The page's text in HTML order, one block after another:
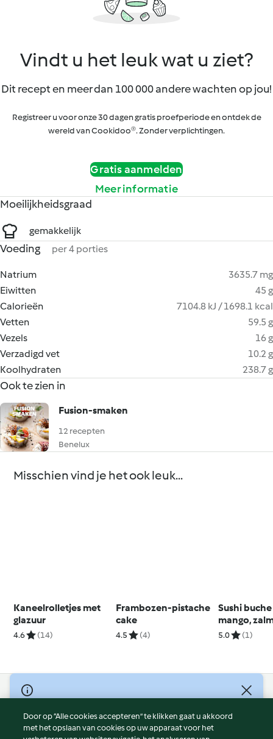
Vindt u het leuk wat u ziet?
Dit recept en meer dan 100 000 andere wachten op jou!
Registreer u voor onze 30 dagen gratis proefperiode en ontdek de
wereld van Cookidoo®. Zonder verplichtingen.
Gratis aanmelden
Meer informatie
Moeilijkheidsgraad
gemakkelijk
Voeding per 4 porties
Natrium
3635.7 mg
Eiwitten
45 g
Calorieën
7104.8 kJ / 1698.1 kcal
Vetten
59.5 g
Vezels
16 g
Verzadigd vet
10.2 g
Koolhydraten
238.7 g
Ook te zien in
Fusion-smaken
12 recepten
Benelux
Misschien vind je het ook leuk...
Kaneelrolletjes met
glazuur
4.6 (14)
Frambozen-pistache
cake
4.5 (4)
Sushi
mango,
avocado en
5.0 (1)
© Copyright 2026
Gebruiksvoorwaarden
Privacybeleid
Door op “Alle cookies accepteren” te klikken gaat u akkoord
met het opslaan van cookies op uw apparaat voor het